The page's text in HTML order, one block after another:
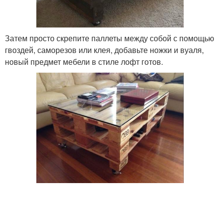
Затем просто скрепите паллеты между собой с помощью
гвоздей, саморезов или клея, добавьте ножки и вуаля,
новый предмет мебели в стиле лофт готов.